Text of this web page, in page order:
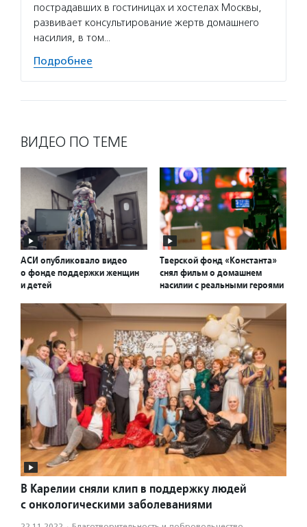
пострадавших в гостиницах и хостелах Москвы,
развивает консультирование жертв домашнего
насилия, в том…
Подробнее
ВИДЕО ПО ТЕМЕ
АСИ опубликовало видео
о фонде поддержки женщин
и детей
Тверской фонд «Константа»
снял фильм о домашнем
насилии с реальными героями
В Карелии сняли клип в поддержку людей
с онкологическими заболеваниями